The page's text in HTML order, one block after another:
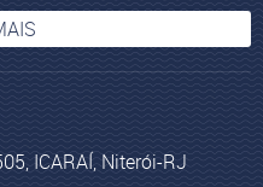
ICARAÍ, Niterói-RJ